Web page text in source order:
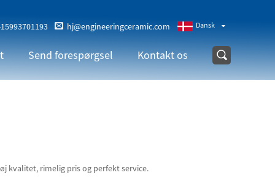
Dansk
hj@engineeringceramic.com
Send forespørgsel Kontakt os
kvalitet, rimelig pris og perfekt service.